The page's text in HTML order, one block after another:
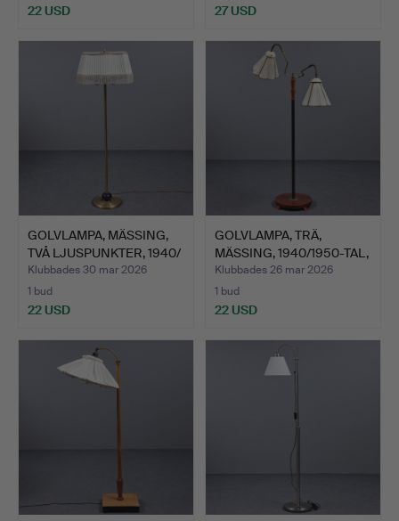
22 USD 27 USD
GOLVLAMPA, MÄSSING,
TVÅ LJUSPUNKTER, 1940/
…
Klubbades 30 mar 2026
1 bud
22 USD
GOLVLAMPA, TRÄ,
MÄSSING, 1940/1950-TAL,
ÖR…
Klubbades 26 mar 2026
1 bud
22 USD